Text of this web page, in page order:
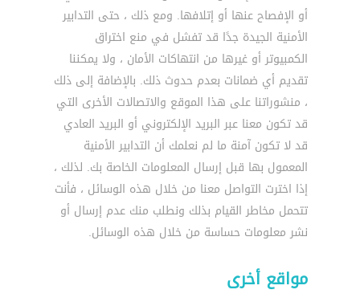
أو الإفصاح عنها أو إتلافها. ومع ذلك ، حتى التدابير
الأمنية الجيدة جدًا قد تفشل في منع اختراق
الكمبيوتر أو غيرها من انتهاكات الأمان ، ولا يمكننا
تقديم أي ضمانات بعدم حدوث ذلك. بالإضافة إلى ذلك
، منشوراتنا على هذا الموقع والاتصالات الأخرى التي
قد تكون معنا عبر البريد الإلكتروني أو البريد العادي
قد لا تكون آمنة ما لم نعلمك أن التدابير الأمنية
المعمول بها قبل إرسال المعلومات الخاصة بك. لذلك ،
إذا اخترت التواصل معنا من خلال هذه الوسائل ، فأنت
تتحمل مخاطر القيام بذلك ونطلب منك عدم إرسال أو
نشر معلومات حساسة من خلال هذه الوسائل.
مواقع أخرى